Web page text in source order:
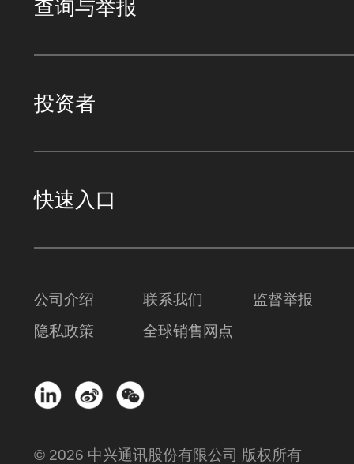
查询与举报
投资者
快速入口
公司介绍 联系我们
监督举报
隐私政策
全球销售网点
© 2026 中兴通讯股份有限公司 版权所有